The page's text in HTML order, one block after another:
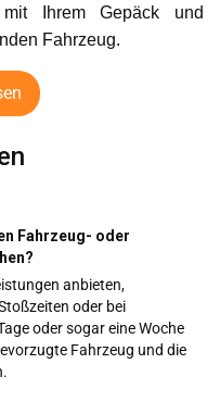
Ihrem Gepäck und
Fahrzeug.
Fahrzeug- oder
anbieten,
oder bei
oder sogar eine Woche
Fahrzeug und die